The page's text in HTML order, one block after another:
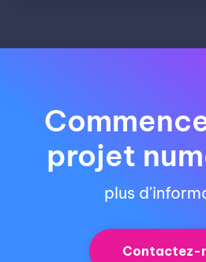
projet
plus
Contactez-